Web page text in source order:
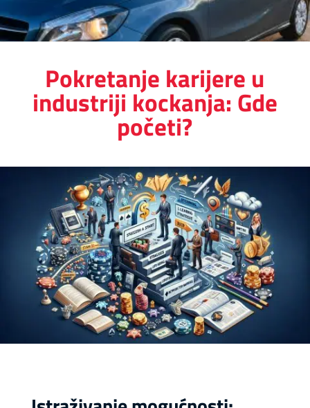
Pokretanje karijere u
industriji kockanja: Gde
početi?